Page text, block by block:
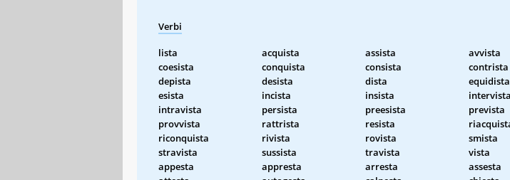
Verbi
lista acquista assista
avvista
coesista
conquista consista
contrista
depista
desista dista
equidista
esista
incista insista
intervista
intravista
persista preesista
prevista
provvista
rattrista resista
riconquista
rivista rovista
smista
stravista
sussista travista
vista
appesta
appresta arresta
assesta